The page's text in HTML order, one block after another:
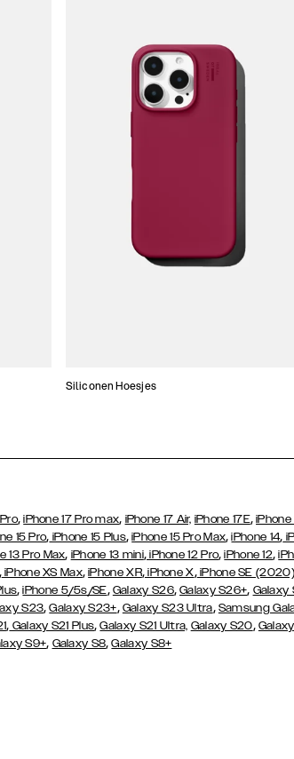
Siliconen Hoesjes
,iPhone 17 Pro max, iPhone 17 Air, iPhone 17E,iPhone
15 Pro, iPhone 15 Plus,iPhone 15 Pro Max,iPhone 14,
13 Pro Max, iPhone 13 mini,iPhone 12 Pro,iPhone 12,
,iPhone XS Max,iPhone XR,iPhone X,iPhone SE (2020)
,iPhone 5/5s/SE, Galaxy S26,Galaxy S26+, Galaxy
S23,Galaxy S23+, Galaxy S23 Ultra, Samsung
, Galaxy S21 Plus,Galaxy S21 Ultra, Galaxy S20,
S9+, Galaxy S8,Galaxy S8+